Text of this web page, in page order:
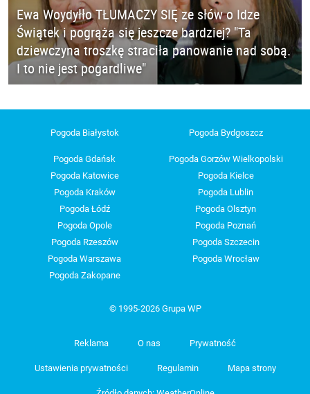
Ewa Woydyłło TŁUMACZY SIĘ ze słów o Idze
Świątek i pogrąża się jeszcze bardziej? "Ta
dziewczyna troszkę straciła panowanie nad sobą.
I to nie jest pogardliwe"
Pogoda Białystok Pogoda Bydgoszcz
Pogoda Gdańsk
Pogoda Gorzów Wielkopolski
Pogoda Katowice
Pogoda Kielce
Pogoda Kraków
Pogoda Lublin
Pogoda Łódź
Pogoda Olsztyn
Pogoda Opole
Pogoda Poznań
Pogoda Rzeszów
Pogoda Szczecin
Pogoda Warszawa
Pogoda Wrocław
Pogoda Zakopane
© 1995-2026 Grupa WP
Reklama O nas Prywatność
Ustawienia prywatności Regulamin Mapa strony